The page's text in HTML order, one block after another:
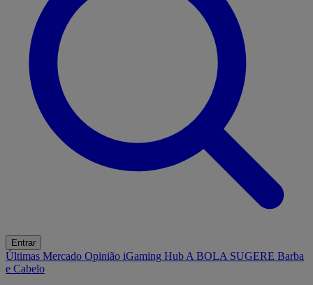
Entrar
Últimas Mercado Opinião iGaming Hub A BOLA SUGERE Barba
e Cabelo